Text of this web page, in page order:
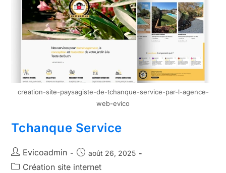
creation-site-paysagiste-de-tchanque-service-par-l-agence-
web-evico
Tchanque Service
Evicoadmin août 26, 2025
Création site internet